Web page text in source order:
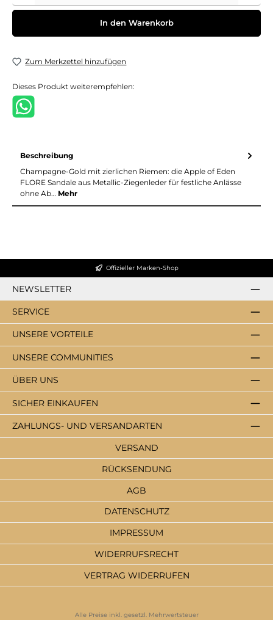
In den Warenkorb
Zum Merkzettel hinzufügen
Dieses Produkt weiterempfehlen:
Beschreibung
Champagne-Gold mit zierlichen Riemen: die Apple of Eden
FLORE Sandale aus Metallic-Ziegenleder für festliche Anlässe
ohne Ab… Mehr
Offizieller Marken-Shop
NEWSLETTER
SERVICE
ZAHLUNGS- UND VERSANDARTEN
ÜBER UNS
SICHER EINKAUFEN
UNSERE VORTEILE
UNSERE COMMUNITIES
VERSAND
RÜCKSENDUNG
AGB
DATENSCHUTZ
IMPRESSUM
WIDERRUFSRECHT
VERTRAG WIDERRUFEN
Alle Preise inkl. gesetzl. Mehrwertsteuer